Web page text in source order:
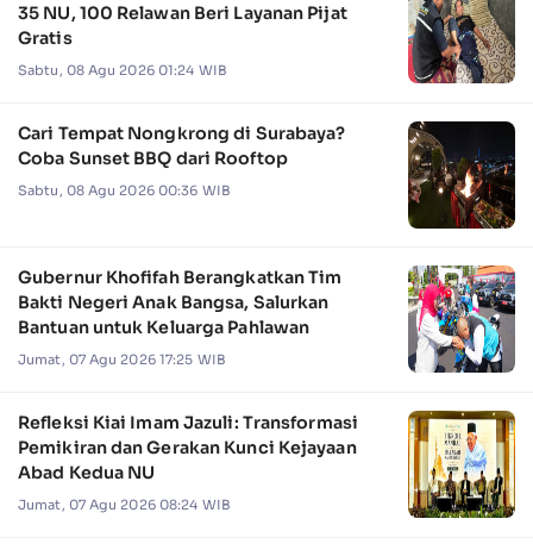
35 NU, 100 Relawan Beri Layanan Pijat
Gratis
Sabtu, 08 Agu 2026 01:24 WIB
Cari Tempat Nongkrong di Surabaya?
Coba Sunset BBQ dari Rooftop
Sabtu, 08 Agu 2026 00:36 WIB
Gubernur Khofifah Berangkatkan Tim
Bakti Negeri Anak Bangsa, Salurkan
Bantuan untuk Keluarga Pahlawan
Jumat, 07 Agu 2026 17:25 WIB
Refleksi Kiai Imam Jazuli: Transformasi
Pemikiran dan Gerakan Kunci Kejayaan
Abad Kedua NU
Jumat, 07 Agu 2026 08:24 WIB